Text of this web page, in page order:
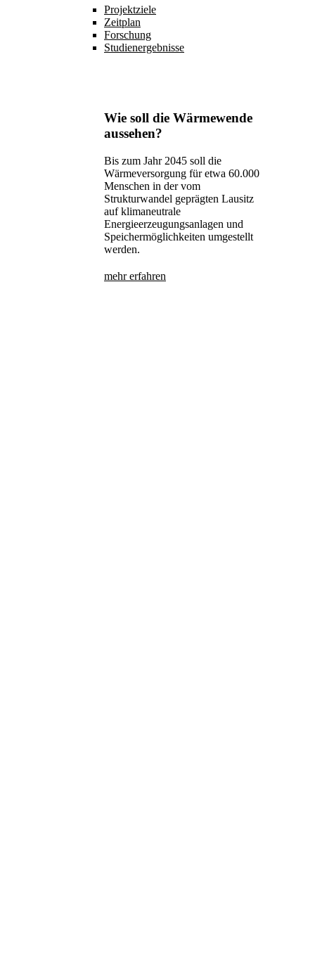
Projektziele
Zeitplan
Forschung
Studienergebnisse
Wie soll die Wärmewende
aussehen?
Bis zum Jahr 2045 soll die
Wärmeversorgung für etwa 60.000
Menschen in der vom
Strukturwandel geprägten Lausitz
auf klimaneutrale
Energieerzeugungsanlagen und
Speichermöglichkeiten umgestellt
werden.
mehr erfahren